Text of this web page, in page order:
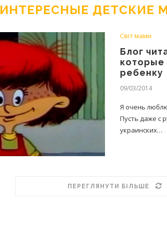
ИНТЕРЕСНЫЕ ДЕТСКИЕ
Світ мами
Блог
которые
ребенку
09/03/2014
Я очень
Пусть даже с
украинских…
ПЕРЕГЛЯНУТИ БІЛЬШЕ